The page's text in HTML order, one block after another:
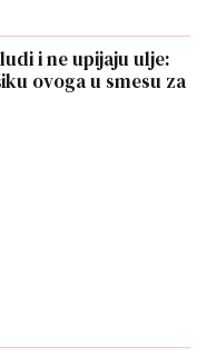
i ne upijaju ulje:
ovoga u smesu za